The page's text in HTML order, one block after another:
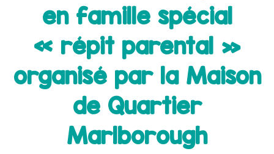
en famille spécial
« répit parental »
organisé par la Maison
de Quartier
Marlborough